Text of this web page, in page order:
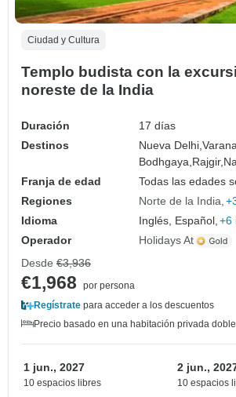
Ciudad y Cultura
Templo budista con la
noreste de la India
Duración
17 días
Destinos
Nueva Delhi,
Bodhgaya,Rajgir,
Franja de edad
Todas las edades
Regiones
Norte de la India
Idioma
Inglés, Español, +6
Operador
Holidays At
Desde €3,936
€1,968
por persona
Regístrate para acceder a los descuentos
Precio basado en una habitación privada doble
1 jun., 2027
10 espacios libres
2 jun.,
10 espacios